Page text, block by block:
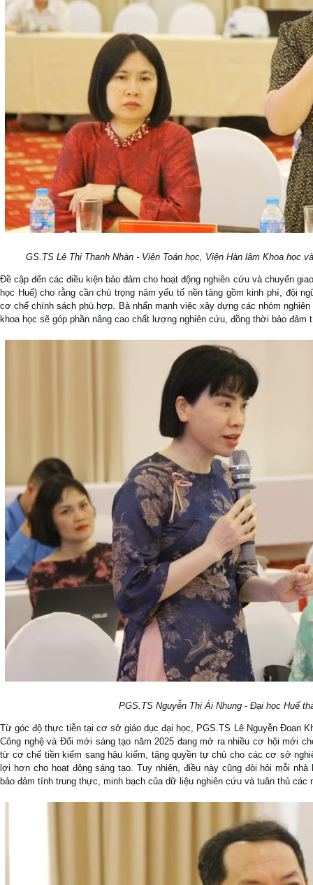
GS.TS Lê Thị Thanh Nhàn - Viện Toán học, Viện Hàn lâm Khoa học
Đề cập đến các điều kiện bảo đảm cho hoạt động nghiên cứu và chuyển
học Huế) cho rằng cần chú trọng năm yếu tố nền tảng gồm kinh phí, đội
cơ chế chính sách phù hợp. Bà nhấn mạnh việc xây dựng các nhóm
khoa học sẽ góp phần nâng cao chất lượng nghiên cứu, đồng thời bảo đảm
PGS.TS Nguyễn Thị Ái Nhung - Đại học Huế
Từ góc độ thực tiễn tại cơ sở giáo dục đại học, PGS.TS Lê Nguyễn Đoan
Công nghệ và Đổi mới sáng tạo năm 2025 đang mở ra nhiều cơ hội mới
từ cơ chế tiền kiểm sang hậu kiểm, tăng quyền tự chủ cho các cơ sở
lợi hơn cho hoạt động sáng tạo. Tuy nhiên, điều này cũng đòi hỏi mỗi
bảo đảm tính trung thực, minh bạch của dữ liệu nghiên cứu và tuân thủ các